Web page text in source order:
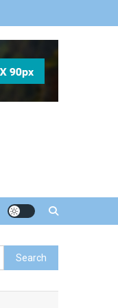
Search
for: